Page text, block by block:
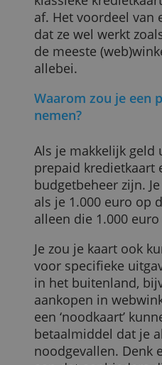
Prepaid
kredietkaarten. Je
kunt alleen dat
af. Het voordeel
dat ze wel werkt
allebei.
Waarom zou je
nemen?
Als je makkelijk
prepaid
budgetbeheer
als je 1.000 euro
alleen die 1.000